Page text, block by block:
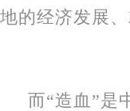
的经济发展
而“造血”是中